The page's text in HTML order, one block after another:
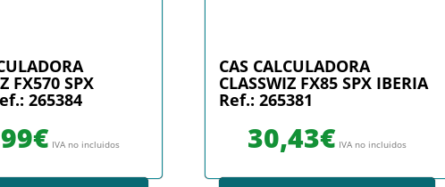
FX570 SPX
265384
€ IVA no incluidos
CAS CALCULADORA
CLASSWIZ FX85 SPX IBERIA
Ref.: 265381
30,43€ IVA no incluidos